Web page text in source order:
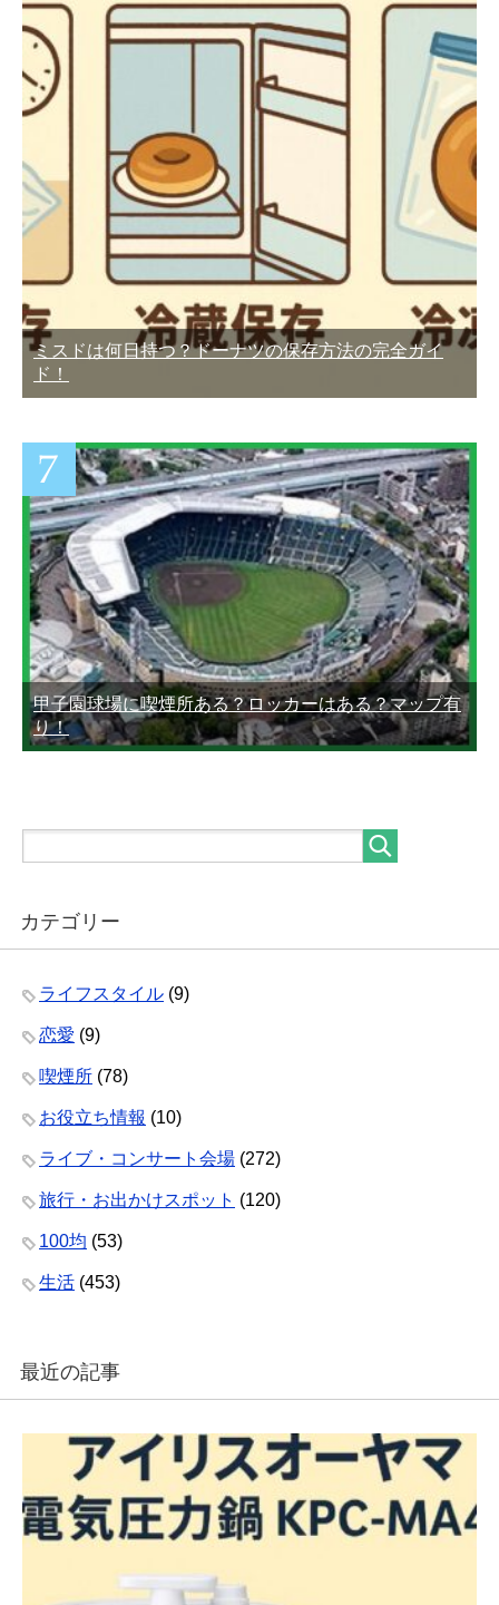
ミスドは何日持つ？ドーナツの保存方法の完全ガイ
ド！
甲子園球場に喫煙所ある？ロッカーはある？マップ有
り！
カテゴリー
ライフスタイル (9)
恋愛 (9)
喫煙所 (78)
お役立ち情報 (10)
ライブ・コンサート会場 (272)
旅行・お出かけスポット (120)
100均 (53)
生活 (453)
最近の記事